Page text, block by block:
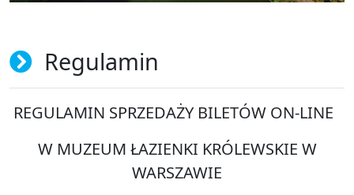
Regulamin
REGULAMIN SPRZEDAŻY BILETÓW ON-LINE
W MUZEUM ŁAZIENKI KRÓLEWSKIE W
WARSZAWIE